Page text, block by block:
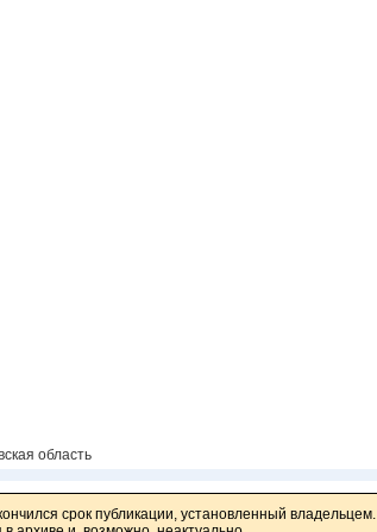
область
срок публикации, установленный владельцем.